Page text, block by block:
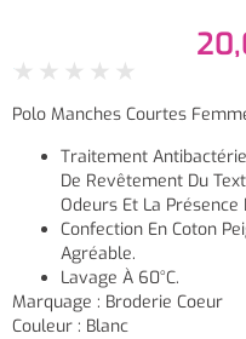
★ ★ ★ ★ ★
Polo Manches Courtes
Traitement
De Revêtement Du
Odeurs Et La Présence
Confection En Coton
Agréable.
Lavage À 60°C.
Marquage : Broderie Coeur
Couleur : Blanc